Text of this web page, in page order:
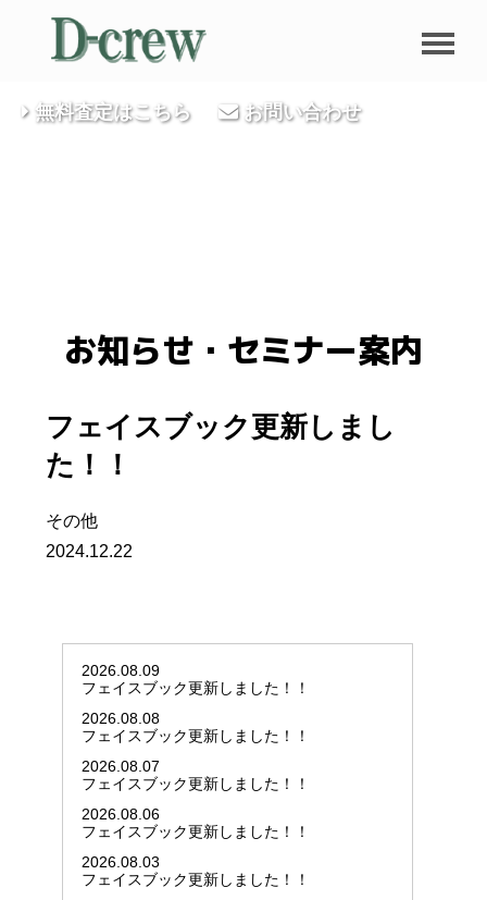
無料査定はこちら お問い合わせ
お知らせ・セミナー案内
フェイスブック更新しまし
た！！
その他
2024.12.22
2026.08.09
フェイスブック更新しました！！
2026.08.08
フェイスブック更新しました！！
2026.08.07
フェイスブック更新しました！！
2026.08.06
フェイスブック更新しました！！
2026.08.03
フェイスブック更新しました！！